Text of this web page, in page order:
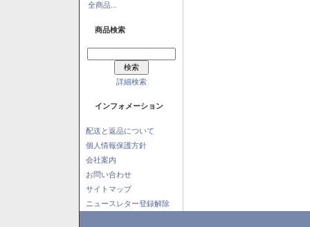
全商品...
商品検索
詳細検索
インフォメーション
配送と返品について
個人情報保護方針
会社案内
お問い合わせ
サイトマップ
ニュースレター登録解除